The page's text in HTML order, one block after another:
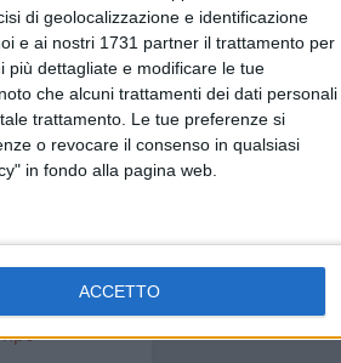
di geolocalizzazione e identificazione
e ai nostri 1731 partner il trattamento per
più dettagliate e modificare le tue
che alcuni trattamenti dei dati personali
trattamento. Le tue preferenze si
o revocare il consenso in qualsiasi
in fondo alla pagina web.
ACCETTO
con il
locali che
interiore.
la raccolta
di danni